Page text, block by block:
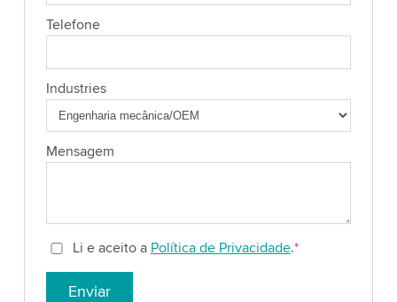
Telefone
Industries
Mensagem
Li e aceito a Política de Privacidade.*
Enviar